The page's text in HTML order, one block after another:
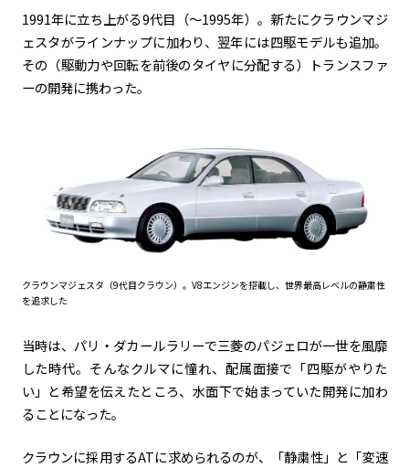
1991年に立ち上がる9代目（～1995年）。新たにクラウンマジ
ェスタがラインナップに加わり、翌年には四駆モデルも追加。
その（駆動力や回転を前後のタイヤに分配する）トランスファ
ーの開発に携わった。
クラウンマジェスタ（9代目クラウン）。V8エンジンを搭載し、世界最高レベルの静粛性
を追求した
当時は、パリ・ダカールラリーで三菱のパジェロが一世を風靡
した時代。そんなクルマに憧れ、配属面接で「四駆がやりた
い」と希望を伝えたところ、水面下で始まっていた開発に加わ
ることになった。
クラウンに採用するATに求められるのが、「静粛性」と「変速